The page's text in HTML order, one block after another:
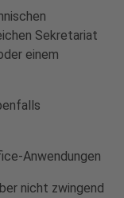
Sekretariat
einem
Anwendungen
nicht zwingend